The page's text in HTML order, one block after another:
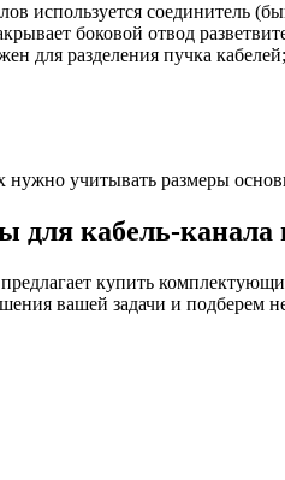
используется соединитель
боковой отвод
для разделения пучка кабелей;
учитывать размеры
для кабель-
купить
вашей задачи и подберем